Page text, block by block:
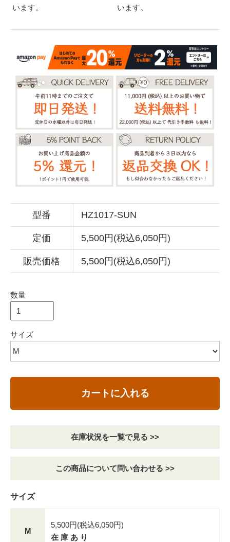
います。
います。
型番 HZ1017-SUN
定価 5,500円(税込6,050円)
販売価格 5,500円(税込6,050円)
数量
サイズ
カートに入れる
在庫状況を一覧で見る >>
この商品について問い合わせる >>
サイズ
M
5,500円(税込6,050円)
在 庫 あ り